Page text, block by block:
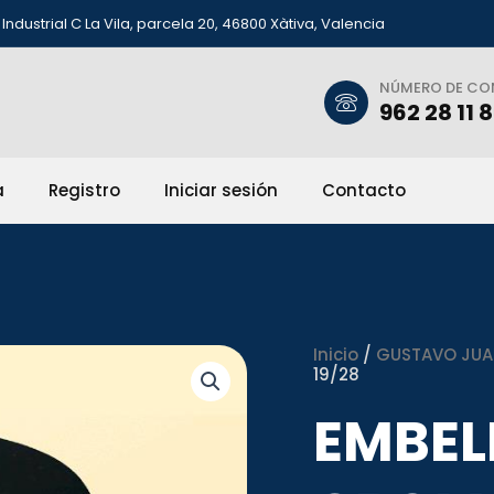
C La Vila, parcela 20, 46800 Xàtiva, Valencia
NÚMERO DE
962 28 11
Registro Iniciar sesión Contacto
Inicio / GUSTAVO
19/28